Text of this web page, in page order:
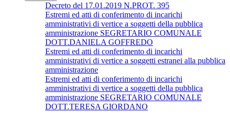
Decreto del 17.01.2019 N.PROT. 395
Estremi ed atti di conferimento di incarichi
amministrativi di vertice a soggetti della pubblica
amministrazione SEGRETARIO COMUNALE
DOTT.DANIELA GOFFREDO
Estremi ed atti di conferimento di incarichi
amministrativi di vertice a soggetti estranei alla pubblica
amministrazione
Estremi ed atti di conferimento di incarichi
amministrativi di vertice a soggetti della pubblica
amministrazione SEGRETARIO COMUNALE
DOTT.TERESA GIORDANO